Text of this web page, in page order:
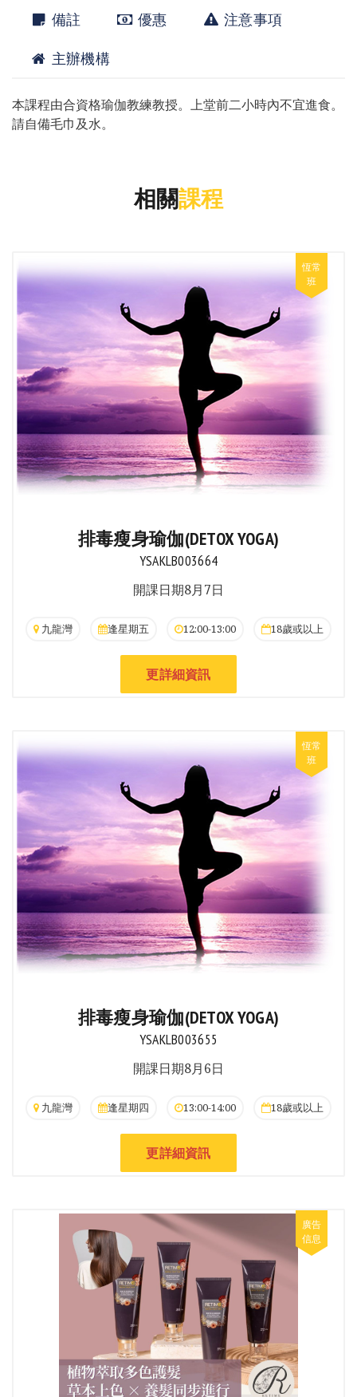
備註 優惠 注意事項
主辦機構
本課程由合資格瑜伽教練教授。上堂前二小時內不宜進食。
請自備毛巾及水。
相關課程
排毒瘦身瑜伽(DETOX YOGA)
YSAKLB003664
開課日期8月7日
九龍灣 逢星期五 12:00-13:00 18歲或以上
更詳細資訊
排毒瘦身瑜伽(DETOX YOGA)
YSAKLB003655
開課日期8月6日
九龍灣 逢星期四 13:00-14:00 18歲或以上
更詳細資訊